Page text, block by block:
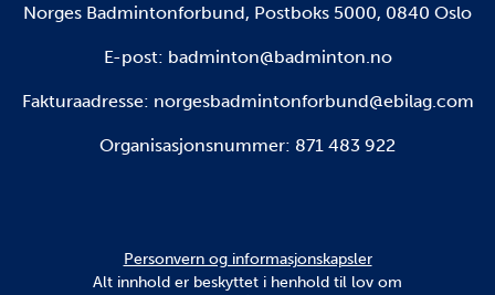
Norges Badmintonforbund, Postboks 5000, 0840 Oslo
E-post: badminton@badminton.no
Fakturaadresse: norgesbadmintonforbund@ebilag.com
Organisasjonsnummer: 871 483 922
Personvern og informasjonskapsler
Alt innhold er beskyttet i henhold til lov om